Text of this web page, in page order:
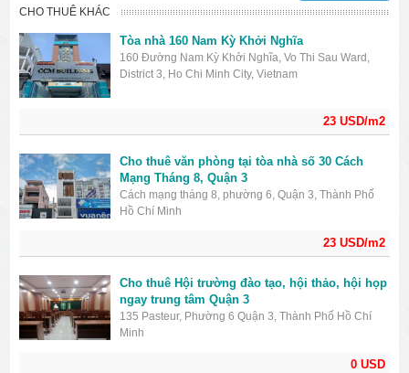
CHO THUÊ KHÁC
23 USD/m2
Tòa nhà 160 Nam Kỳ Khởi Nghĩa
160 Đường Nam Kỳ Khởi Nghĩa, Vo Thi Sau Ward,
District 3, Ho Chi Minh City, Vietnam
23 USD/m2
Cho thuê văn phòng tại tòa nhà số 30 Cách
Mạng Tháng 8, Quận 3
Cách mạng tháng 8, phường 6, Quận 3, Thành Phố
Hồ Chí Minh
0 USD
Cho thuê Hội trường đào tạo, hội thảo, hội họp
ngay trung tâm Quận 3
135 Pasteur, Phường 6 Quận 3, Thành Phố Hồ Chí
Minh